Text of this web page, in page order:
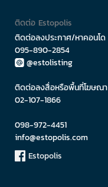
ติดต่อ Estopolis
ติดต่อลงประกาศ/หาคอนโด
095-890-2854
@estolisting
ติดต่อลงสื่อหรือพื้นที่โฆษณา
02-107-1866
098-972-4451
info@estopolis.com
Estopolis